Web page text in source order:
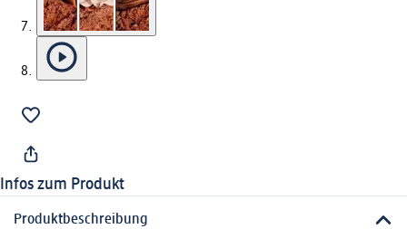
Infos zum Produkt
Produktbeschreibung